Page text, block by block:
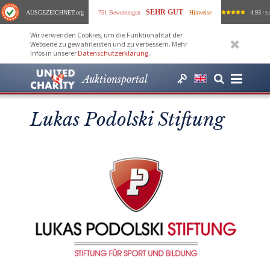
AUSGEZEICHNET.org 751 Bewertungen SEHR GUT Hinweise 4.93 /
Wir verwenden Cookies, um die Funktionalität der
Webseite zu gewährleisten und zu verbessern. Mehr
Infos in unserer Datenschutzerklärung.
Auktionsportal
Lukas Podolski Stiftung